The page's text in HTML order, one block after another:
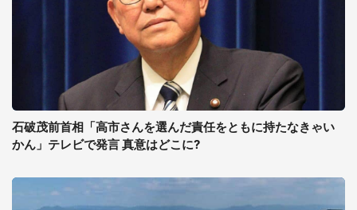
石破茂前首相「高市さんを選んだ責任をともに持たなきゃい
かん」テレビで発言 真意はどこに?